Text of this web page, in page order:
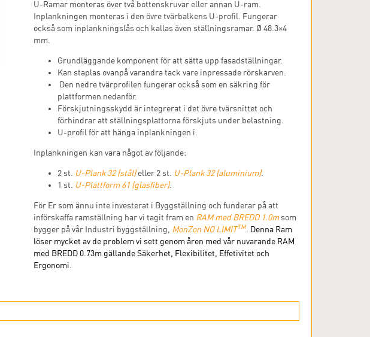
U-Ramar monteras över två bottenskruvar eller annan U-ram.
Inplankningen monteras i den övre tvärbalkens U-profil. Fungerar
också som inplankningslås och kallas även ställningsramar. Ø 48.3×4
mm.
Grundläggande komponent för att sätta upp fasadställningar.
Kan staplas ovanpå varandra tack vare inpressade rörskarven.
Den nedre tvärprofilen fungerar också som en säkring för
plattformen nedanför.
Förskjutningsskydd är integrerat i det övre tvärsnittet och
förhindrar att ställningsplattorna förskjuts under belastning.
U-profil för att hänga inplankningen i.
Inplankningen kan vara något av följande:
2 st. U-Plank 32 (stål) eller 2 st. U-Plank 32 (aluminium).
1 st.
U-Plattform 61 (glasfiber).
För Er som ännu inte investerat i Byggställning och funderar på att
införskaffa ramställning har vi tagit fram en RAM med BREDD 1.0msom
bygger på vår Industri byggställning, MonZon NO LIMITTM
. Denna Ram
löser mycket av de problem vi sett genom åren med vår nuvarande RAM
med BREDD 0.73m gällande Säkerhet, Flexibilitet, Effetivitet och
Ergonomi.